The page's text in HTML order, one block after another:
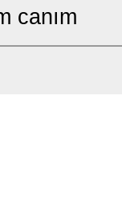
canım